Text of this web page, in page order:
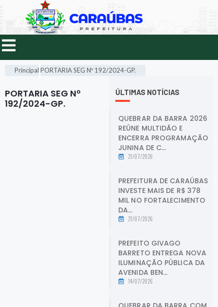
Principal PORTARIA SEG Nº 192/2024-GP.
PORTARIA SEG Nº
192/2024-GP.
ÚLTIMAS NOTÍCIAS
QUEBRAR DA BARRA 2026
REÚNE MULTIDÃO E
ENCERRA PROGRAMAÇÃO
JUNINA DE C...
21/07/2026
PREFEITURA DE CARAÚBAS
INVESTE MAIS DE R$ 378
MIL NO FORTALECIMENTO
DA...
21/07/2026
PREFEITO GIVAGO
BARRETO ENTREGA NOVA
ILUMINAÇÃO PÚBLICA DA
AVENIDA BEN...
14/07/2026